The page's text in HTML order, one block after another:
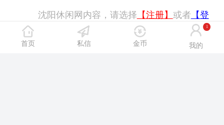
沈阳休闲网内容，请选择 【注册】 或者 【登
陆】
后浏览！
首页 私信 金币 我的
1